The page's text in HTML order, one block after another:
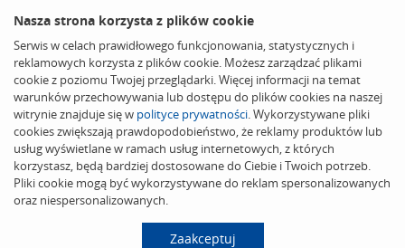
Nasza strona korzysta z plików cookie
Serwis w celach prawidłowego funkcjonowania, statystycznych i
reklamowych korzysta z plików cookie. Możesz zarządzać plikami
cookie z poziomu Twojej przeglądarki. Więcej informacji na temat
warunków przechowywania lub dostępu do plików cookies na naszej
witrynie znajduje się w polityce prywatności. Wykorzystywane pliki
cookies zwiększają prawdopodobieństwo, że reklamy produktów lub
usług wyświetlane w ramach usług internetowych, z których
korzystasz, będą bardziej dostosowane do Ciebie i Twoich potrzeb.
Pliki cookie mogą być wykorzystywane do reklam spersonalizowanych
oraz niespersonalizowanych.
Zaakceptuj